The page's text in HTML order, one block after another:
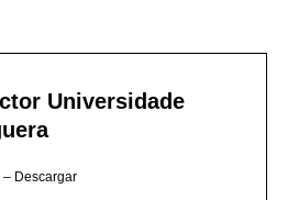
Universidade
– Descargar